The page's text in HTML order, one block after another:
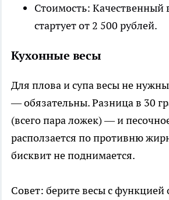
Стоимость: Качественный
стартует от 2 500 рублей.
Кухонные весы
Для плова и супа весы не
— обязательны. Разница в 30
(всего пара ложек) — и
расползается по противню
бисквит не поднимается.
Совет: берите весы с функцией